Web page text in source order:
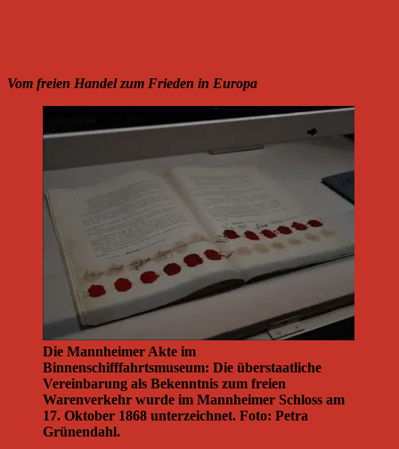
Vom freien Handel zum Frieden in Europa
Die Mannheimer Akte im
Binnenschifffahrtsmuseum: Die überstaatliche
Vereinbarung als Bekenntnis zum freien
Warenverkehr wurde im Mannheimer Schloss am
17. Oktober 1868 unterzeichnet. Foto: Petra
Grünendahl.